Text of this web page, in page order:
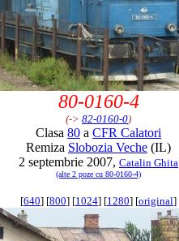
80-0160-4
(-> 82-0160-0)
Clasa 80 a CFR Calatori
Remiza Slobozia Veche (IL)
2 septembrie 2007, Catalin Ghita
(alte 2 poze cu 80-0160-4)
[640] [800] [1024] [1280] [original]